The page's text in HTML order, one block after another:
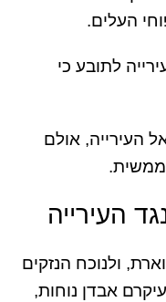
העלים.
לתובע כי
העירייה, אולם
העירייה
ולנוכח הנזקים
אבדן נוחות,